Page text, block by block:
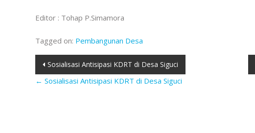
Editor : Tohap P.Simamora
Tagged on: Pembangunan Desa
Post
navigation
Sosialisasi Antisipasi KDRT di Desa Siguci
← Sosialisasi Antisipasi KDRT di Desa Siguci